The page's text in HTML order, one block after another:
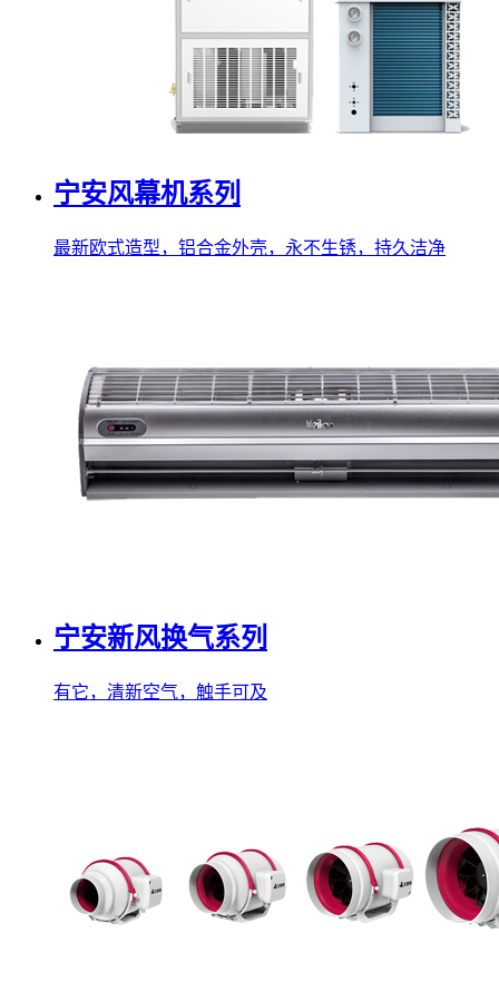
宁安风幕机系列
最新欧式造型，铝合金外壳，永不生锈，持久洁净
宁安新风换气系列
有它，清新空气，触手可及